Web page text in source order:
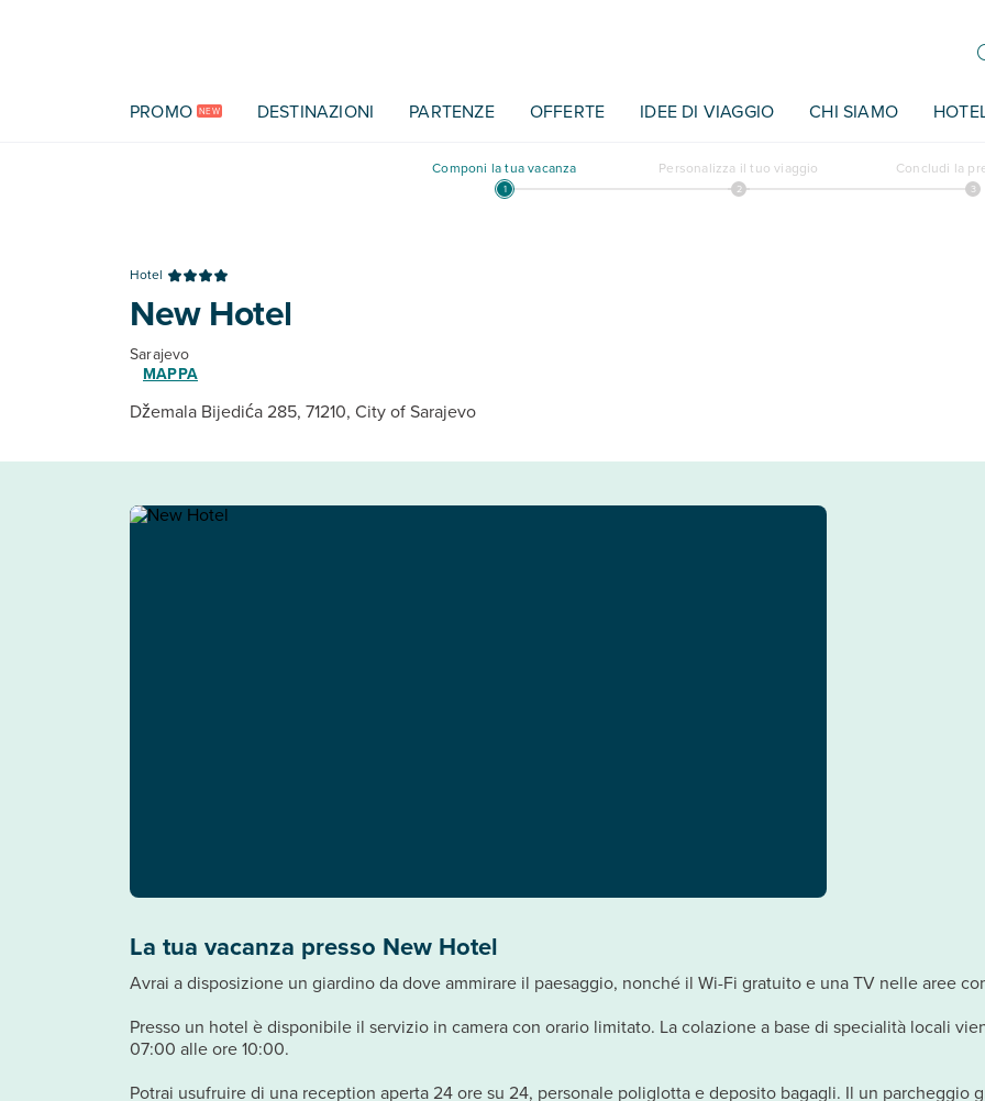
PROMO NEW DESTINAZIONI PARTENZE OFFERTE IDEE DI VIAGGIO CHI SIAMO
Componi la tua vacanza Personalizza il tuo viaggio Concludi la
Hotel
New Hotel
Sarajevo
MAPPA
Džemala Bijedića 285, 71210, City of Sarajevo
La tua vacanza presso New Hotel
Avrai a disposizione un giardino da dove ammirare il paesaggio, nonché il Wi-Fi gratuito e una TV nelle aree
Presso un hotel è disponibile il servizio in camera con orario limitato. La colazione a base di specialità locali
07:00 alle ore 10:00.
Potrai usufruire di una reception aperta 24 ore su 24, personale poliglotta e deposito bagagli. Il un parcheggio